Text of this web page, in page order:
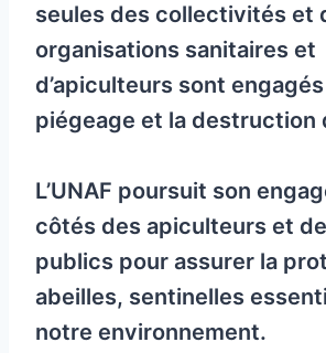
seules des collectivités et
organisations sanitaires et
d’apiculteurs sont
piégeage et la destruction
L’UNAF poursuit son
côtés des apiculteurs et
publics pour assurer la
abeilles, sentinelles
notre environnement.